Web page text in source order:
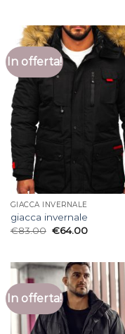
In offerta!
GIACCA INVERNALE
giacca invernale
€83.00 €64.00
In offerta!